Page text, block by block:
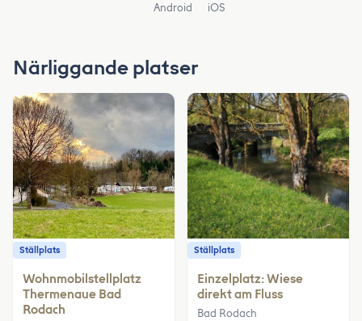
Android iOS
Närliggande platser
Ställplats
Wohnmobilstellplatz
Thermenaue Bad
Rodach
Ställplats
Einzelplatz: Wiese
direkt am Fluss
Bad Rodach